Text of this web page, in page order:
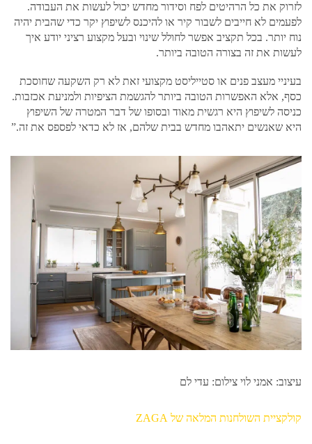
לזרוק את כל הרהיטים לפח וסידור מחדש יכול לעשות את העבודה.
לפעמים לא חייבים לשבור קיר או להיכנס לשיפוץ יקר כדי שהבית יהיה
נוח יותר. בכל תקציב אפשר לחולל שינוי ובעל מקצוע רציני יודע איך
לעשות את זה בצורה הטובה ביותר.
בעיניי מעצב פנים או סטייליסט מקצועי זאת לא רק השקעה שחוסכת
כסף, אלא האפשרות הטובה ביותר להגשמת הציפיות ולמניעת אכזבות.
כניסה לשיפוץ היא רגשית מאוד ובסופו של דבר המטרה של השיפוץ
היא שאנשים יתאהבו מחדש בבית שלהם, אז לא כדאי לפספס את זה.”
עיצוב: אמני לוי צילום: עדי לם
קולקציית השולחנות המלאה של ZAGA